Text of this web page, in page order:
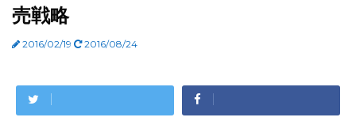
売戦略
2016/02/19 2016/08/24